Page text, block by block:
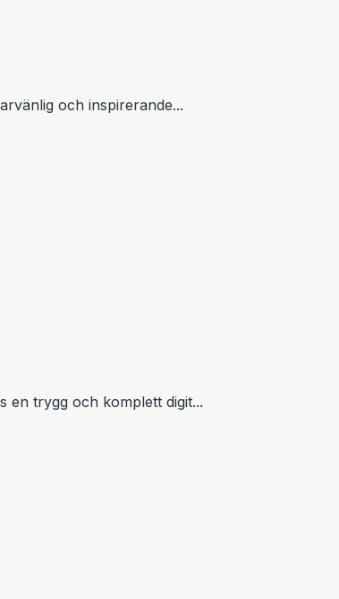
och inspirerande...
en trygg och komplett digit...